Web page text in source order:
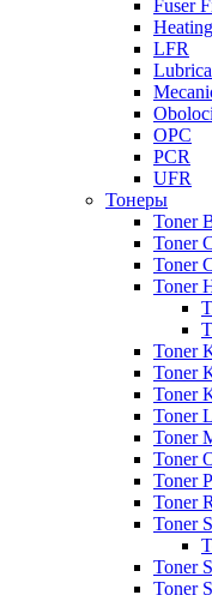
Fuser
LFR
OPC
PCR
UFR
Тонеры
Toner
Toner
Toner
Toner
Toner
Toner
Toner
Toner
Toner
Toner
Toner
Toner
Toner
Toner
Toner